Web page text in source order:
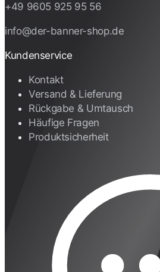
+49 9605 925 95 56
info@der-banner-shop.de
Kundenservice
Kontakt
Versand & Lieferung
Rückgabe & Umtausch
Häufige Fragen
Produktsicherheit